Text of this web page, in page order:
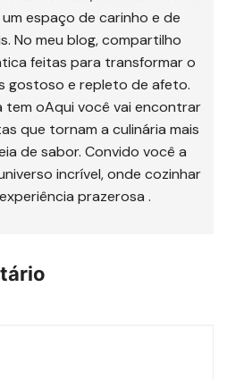
espaço de carinho e de
No meu blog, compartilho
feitas para transformar o
gostoso e repleto de afeto.
oAqui você vai encontrar
que tornam a culinária mais
de sabor. Convido você a
incrível, onde cozinhar
prazerosa .